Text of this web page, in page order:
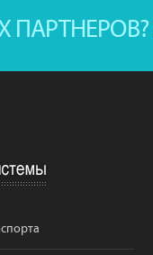
ПАРТНЕРОВ?